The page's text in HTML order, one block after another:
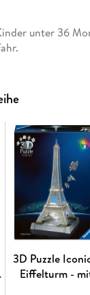
Ikonen
und des
gebogenen,
Kunststoff-
gleichermaßen
unter 36
3D Puzzle
Eiffelturm -